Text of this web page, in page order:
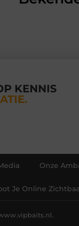
KENNIS
Onze
Je Online